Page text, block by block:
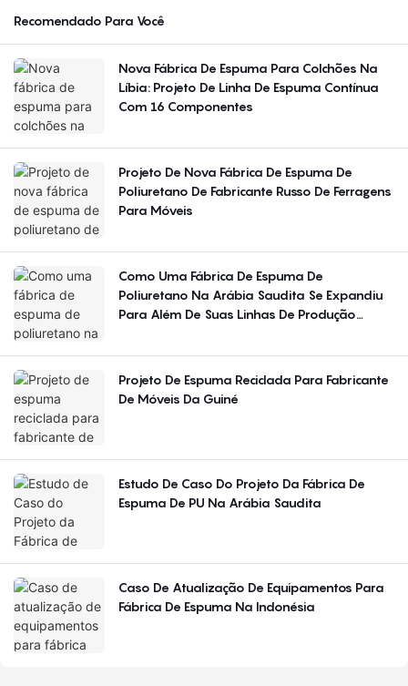
Recomendado Para Você
Nova Fábrica De Espuma Para Colchões Na
Líbia: Projeto De Linha De Espuma Contínua
Com 16 Componentes
Projeto De Nova Fábrica De Espuma De
Poliuretano De Fabricante Russo De Ferragens
Para Móveis
Como Uma Fábrica De Espuma De
Poliuretano Na Arábia Saudita Se Expandiu
Para Além De Suas Linhas De Produção
Projeto De Espuma Reciclada Para Fabricante
De Móveis Da Guiné
Estudo De Caso Do Projeto Da Fábrica De
Espuma De PU Na Arábia Saudita
Caso De Atualização De Equipamentos Para
Fábrica De Espuma Na Indonésia